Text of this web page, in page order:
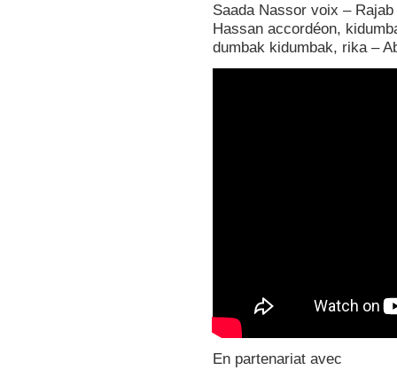
Saada Nassor voix –
Hassan accordéon,
dumbak kidumbak, rika –
En partenariat avec